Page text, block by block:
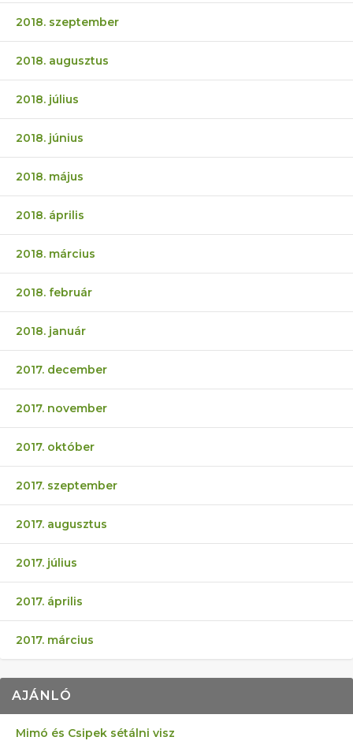
2018. szeptember
2018. augusztus
2018. július
2018. június
2018. május
2018. április
2018. március
2018. február
2018. január
2017. december
2017. november
2017. október
2017. szeptember
2017. augusztus
2017. július
2017. április
2017. március
AJÁNLÓ
Mimó és Csipek sétálni visz